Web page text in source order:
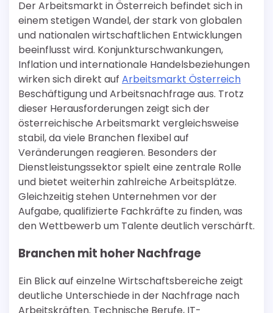
Der Arbeitsmarkt in Österreich befindet sich in
einem stetigen Wandel, der stark von globalen
und nationalen wirtschaftlichen Entwicklungen
beeinflusst wird. Konjunkturschwankungen,
Inflation und internationale Handelsbeziehungen
wirken sich direkt auf Arbeitsmarkt Österreich
Beschäftigung und Arbeitsnachfrage aus. Trotz
dieser Herausforderungen zeigt sich der
österreichische Arbeitsmarkt vergleichsweise
stabil, da viele Branchen flexibel auf
Veränderungen reagieren. Besonders der
Dienstleistungssektor spielt eine zentrale Rolle
und bietet weiterhin zahlreiche Arbeitsplätze.
Gleichzeitig stehen Unternehmen vor der
Aufgabe, qualifizierte Fachkräfte zu finden, was
den Wettbewerb um Talente deutlich verschärft.
Branchen mit hoher Nachfrage
Ein Blick auf einzelne Wirtschaftsbereiche zeigt
deutliche Unterschiede in der Nachfrage nach
Arbeitskräften. Technische Berufe, IT-